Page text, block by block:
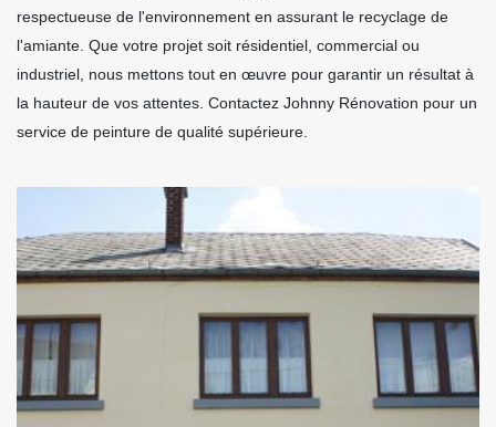
respectueuse de l'environnement en assurant le recyclage de
l'amiante. Que votre projet soit résidentiel, commercial ou
industriel, nous mettons tout en œuvre pour garantir un résultat à
la hauteur de vos attentes. Contactez Johnny Rénovation pour un
service de peinture de qualité supérieure.